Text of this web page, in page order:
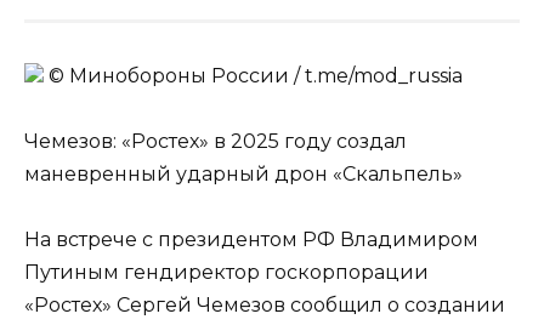
© Минобороны России / t.me/mod_russia
Чемезов: «Ростех» в 2025 году создал
маневренный ударный дрон «Скальпель»
На встрече с президентом РФ Владимиром
Путиным гендиректор госкорпорации
«Ростех» Сергей Чемезов сообщил о создании